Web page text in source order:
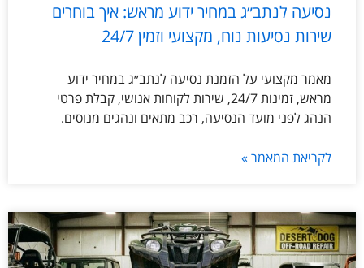
נסיעה לנתב״ג במחיר ידוע מראש: איך בוחרים
שירות נסיעות נוח, מקצועי וזמין 24/7
מאמר מקצועי על הזמנת נסיעה לנתב״ג במחיר ידוע
מראש, זמינות 24/7, שירות לקוחות אנושי, קבלת פרטי
הנהג לפני מועד הנסיעה, רכב מתאים ונהגים מנוסים.
לקריאת המאמר »